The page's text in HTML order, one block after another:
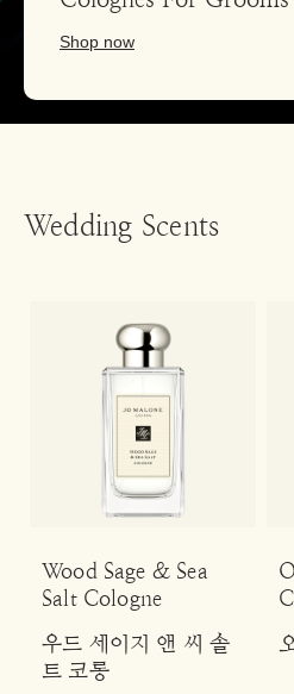
Shop now
Wedding Scents
Wood Sage & Sea
Salt Cologne
우드 세이지 앤 씨 솔
트 코롱